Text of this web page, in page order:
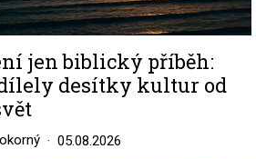
jen biblický příběh:
desítky kultur od
05.08.2026